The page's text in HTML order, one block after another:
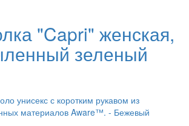
"Capri" женская,
зеленый